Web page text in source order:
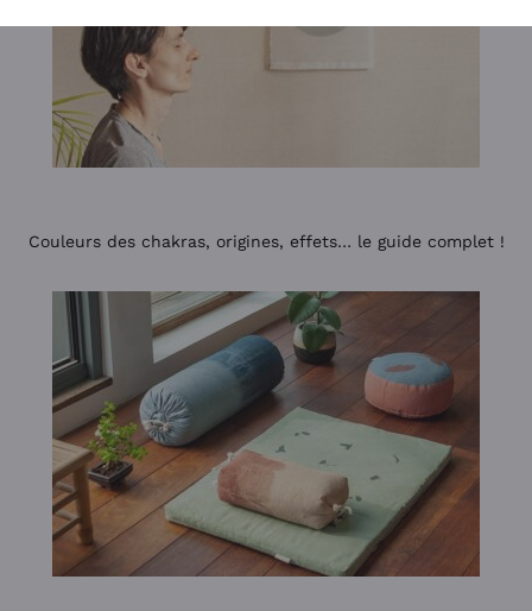
Couleurs des chakras, origines, effets… le guide complet !